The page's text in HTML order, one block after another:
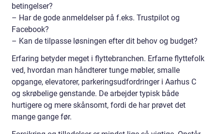
betingelser?
– Har de gode anmeldelser på f.eks. Trustpilot og
Facebook?
– Kan de tilpasse løsningen efter dit behov og budget?
Erfaring betyder meget i flyttebranchen. Erfarne flyttefolk
ved, hvordan man håndterer tunge møbler, smalle
opgange, elevatorer, parkeringsudfordringer i Aarhus C
og skrøbelige genstande. De arbejder typisk både
hurtigere og mere skånsomt, fordi de har prøvet det
mange gange før.